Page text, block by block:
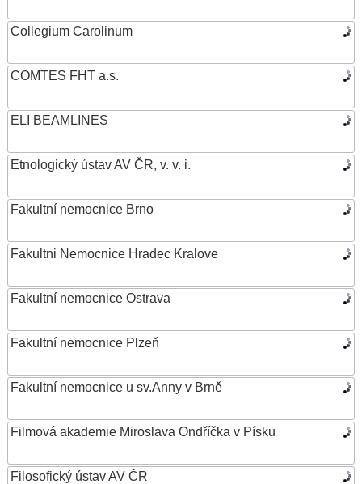
Collegium Carolinum
COMTES FHT a.s.
ELI BEAMLINES
Etnologický ústav AV ČR, v. v. i.
Fakultní nemocnice Brno
Fakultni Nemocnice Hradec Kralove
Fakultní nemocnice Ostrava
Fakultní nemocnice Plzeň
Fakultní nemocnice u sv.Anny v Brně
Filmová akademie Miroslava Ondříčka v Písku
Filosofický ústav AV ČR